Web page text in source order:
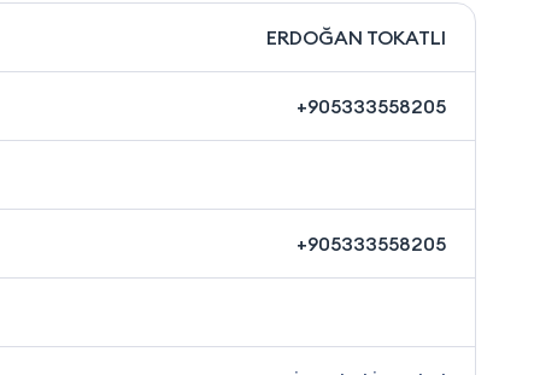
ERDOĞAN TOKATLI
+905333558205
+905333558205